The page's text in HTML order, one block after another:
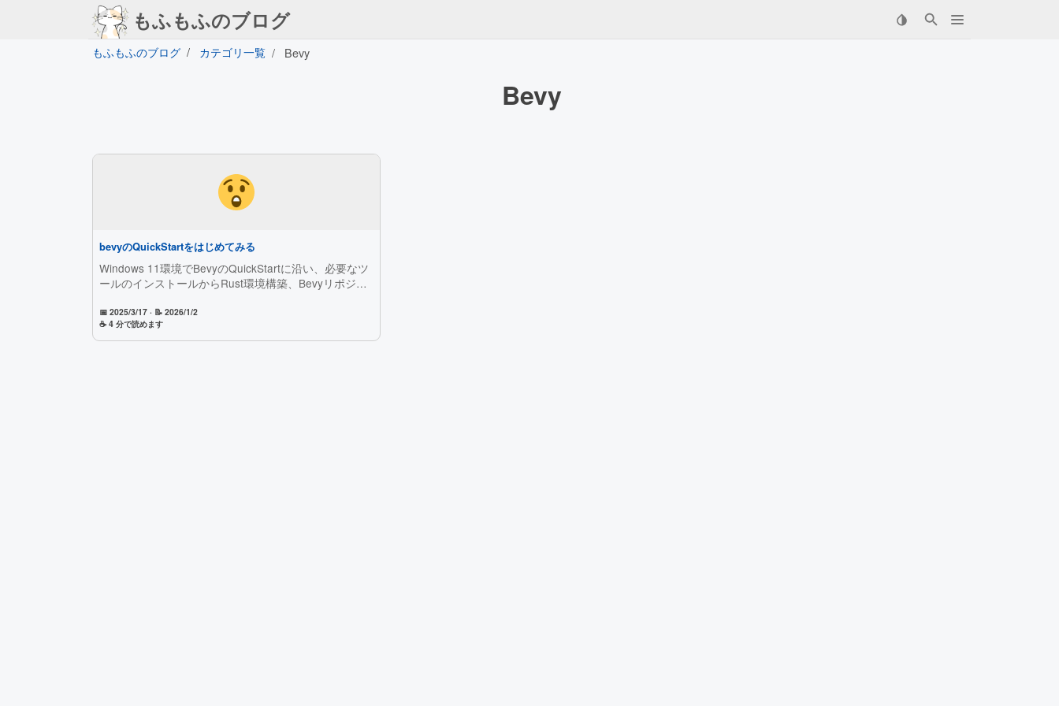
もふもふのブログ
もふもふのブログ カテゴリ一覧 Bevy
Bevy
bevyのQuickStartをはじめてみる
Windows 11環境でBevyのQuickStartに沿い、必要なツ
ールのインストールからRust環境構築、Bevyリポジト
け、Windowsネイティブ環境で安定して動かす手順を
まとめています。
📅 2025/3/17 · 📝 2026/1/2
☕ 4 分で読めます